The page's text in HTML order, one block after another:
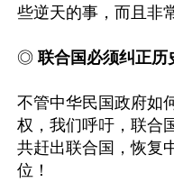
些逆天的事，而且非
◎ 联合国必须纠正历
不管中华民国政府如
权，我们呼吁，联合
共赶出联合国，恢复
位！